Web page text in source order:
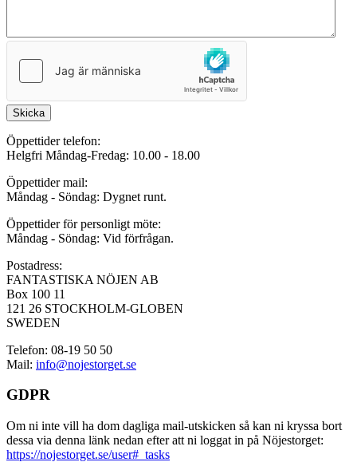
Skicka
Öppettider telefon:
Helgfri Måndag-Fredag: 10.00 - 18.00
Öppettider mail:
Måndag - Söndag: Dygnet runt.
Öppettider för personligt möte:
Måndag - Söndag: Vid förfrågan.
Postadress:
FANTASTISKA NÖJEN AB
Box 100 11
121 26 STOCKHOLM-GLOBEN
SWEDEN
Telefon: 08-19 50 50
Mail: info@nojestorget.se
GDPR
Om ni inte vill ha dom dagliga mail-utskicken så kan ni kryssa bort
dessa via denna länk nedan efter att ni loggat in på Nöjestorget:
https://nojestorget.se/user#_tasks